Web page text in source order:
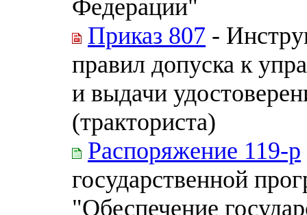
Федерации"
Приказ 807 -
правил допуска к
и выдачи
(тракториста)
Распоряжение 119-р
государственной
"Обеспечение